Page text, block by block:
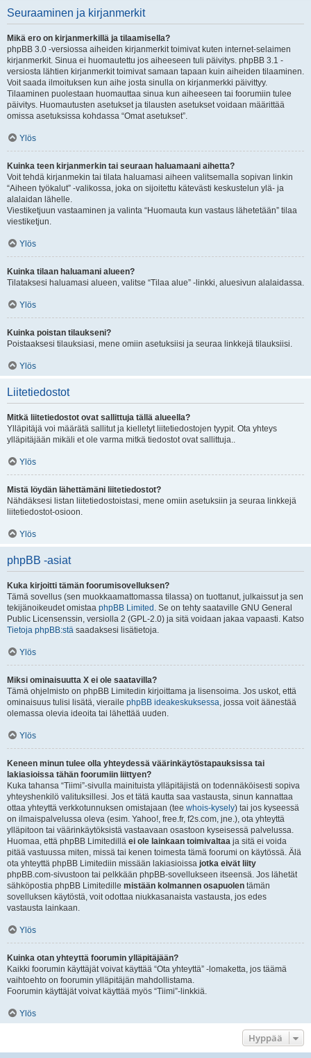
Seuraaminen ja kirjanmerkit
Mikä ero on kirjanmerkillä ja tilaamisella?
phpBB 3.0 -versiossa aiheiden kirjanmerkit toimivat kuten internet-selaimen
kirjanmerkit. Sinua ei huomautettu jos aiheeseen tuli päivitys. phpBB 3.1 -
versiosta lähtien kirjanmerkit toimivat samaan tapaan kuin aiheiden tilaaminen.
Voit saada ilmoituksen kun aihe josta sinulla on kirjanmerkki päivittyy.
Tilaaminen puolestaan huomauttaa sinua kun aiheeseen tai foorumiin tulee
päivitys. Huomautusten asetukset ja tilausten asetukset voidaan määrittää
omissa asetuksissa kohdassa “Omat asetukset”.
Ylös
Kuinka teen kirjanmerkin tai seuraan haluamaani aihetta?
Voit tehdä kirjanmekin tai tilata haluamasi aiheen valitsemalla sopivan linkin
“Aiheen työkalut” -valikossa, joka on sijoitettu kätevästi keskustelun ylä- ja
alalaidan lähelle.
Viestiketjuun vastaaminen ja valinta “Huomauta kun vastaus lähetetään” tilaa
viestiketjun.
Ylös
Kuinka tilaan haluamani alueen?
Tilataksesi haluamasi alueen, valitse “Tilaa alue” -linkki, aluesivun alalaidassa.
Ylös
Kuinka poistan tilaukseni?
Poistaaksesi tilauksiasi, mene omiin asetuksiisi ja seuraa linkkejä tilauksiisi.
Ylös
Liitetiedostot
Mitkä liitetiedostot ovat sallittuja tällä alueella?
Ylläpitäjä voi määrätä sallitut ja kielletyt liitetiedostojen tyypit. Ota yhteys
ylläpitäjään mikäli et ole varma mitkä tiedostot ovat sallittuja..
Ylös
Mistä löydän lähettämäni liitetiedostot?
Nähdäksesi listan liitetiedostoistasi, mene omiin asetuksiin ja seuraa linkkejä
liitetiedostot-osioon.
Ylös
phpBB -asiat
Kuka kirjoitti tämän foorumisovelluksen?
Tämä sovellus (sen muokkaamattomassa tilassa) on tuottanut, julkaissut ja sen
tekijänoikeudet omistaa phpBB Limited . Se on tehty saataville GNU General
Public Licensenssin, versiolla 2 (GPL-2.0) ja sitä voidaan jakaa vapaasti. Katso
Tietoja phpBB:stä saadaksesi lisätietoja.
Ylös
Miksi ominaisuutta X ei ole saatavilla?
Tämä ohjelmisto on phpBB Limitedin kirjoittama ja lisensoima. Jos uskot, että
ominaisuus tulisi lisätä, vieraile phpBB ideakeskuksessa, jossa voit äänestää
olemassa olevia ideoita tai lähettää uuden.
Ylös
Keneen minun tulee olla yhteydessä väärinkäytöstapauksissa tai
lakiasioissa tähän foorumiin liittyen?
Kuka tahansa “Tiimi”-sivulla mainituista ylläpitäjistä on todennäköisesti sopiva
yhteyshenkilö valituksillesi. Jos et tätä kautta saa vastausta, sinun kannattaa
ottaa yhteyttä verkkotunnuksen omistajaan (tee whois-kysely) tai jos kyseessä
on ilmaispalvelussa oleva (esim. Yahoo!, free.fr, f2s.com, jne.), ota yhteyttä
ylläpitoon tai väärinkäytöksistä vastaavaan osastoon kyseisessä palvelussa.
Huomaa, että phpBB Limitedillä ei ole lainkaan toimivaltaa ja sitä ei voida
pitää vastuussa miten, missä tai kenen toimesta tämä foorumi on käytössä. Älä
ota yhteyttä phpBB Limitediin missään lakiasioissa jotka eivät liity
phpBB.com-sivustoon tai pelkkään phpBB-sovellukseen itseensä. Jos lähetät
sähköpostia phpBB Limitedille mistään kolmannen osapuolen tämän
sovelluksen käytöstä, voit odottaa niukkasanaista vastausta, jos edes
vastausta lainkaan.
Ylös
Kuinka otan yhteyttä foorumin ylläpitäjään?
Kaikki foorumin käyttäjät voivat käyttää “Ota yhteyttä” -lomaketta, jos täämä
vaihtoehto on foorumin ylläpitäjän mahdollistama.
Foorumin käyttäjät voivat käyttää myös “Tiimi”-linkkiä.
Ylös
Hyppää